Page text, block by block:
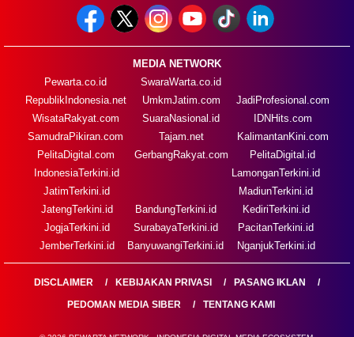
MEDIA NETWORK
Pewarta.co.id
RepublikIndonesia.net
WisataRakyat.com
SamudraPikiran.com
PelitaDigital.com
SwaraWarta.co.id
UmkmJatim.com
SuaraNasional.id
Tajam.net
GerbangRakyat.com
JadiProfesional.com
IDNHits.com
KalimantanKini.com
PelitaDigital.id
IndonesiaTerkini.id
JatimTerkini.id
JatengTerkini.id
JogjaTerkini.id
JemberTerkini.id
BandungTerkini.id
SurabayaTerkini.id
BanyuwangiTerkini.id
LamonganTerkini.id
MadiunTerkini.id
KediriTerkini.id
PacitanTerkini.id
NganjukTerkini.id
DISCLAIMER KEBIJAKAN PRIVASI
PASANG IKLAN
PEDOMAN MEDIA SIBER
TENTANG KAMI